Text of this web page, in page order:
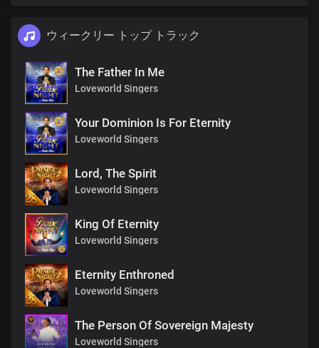
ウィークリー トップ トラック
The Father In Me
Loveworld Singers
Your Dominion Is For Eternity
Loveworld Singers
Lord, The Spirit
Loveworld Singers
King Of Eternity
Loveworld Singers
Eternity Enthroned
Loveworld Singers
The Person Of Sovereign Majesty
Loveworld Singers